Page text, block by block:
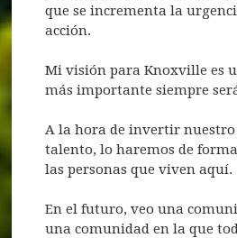
que se incrementa la
acción.
Mi visión para Knoxville es
más importante siempre
A la hora de invertir
talento, lo haremos de
las personas que viven aquí.
En el futuro, veo una
una comunidad en la que